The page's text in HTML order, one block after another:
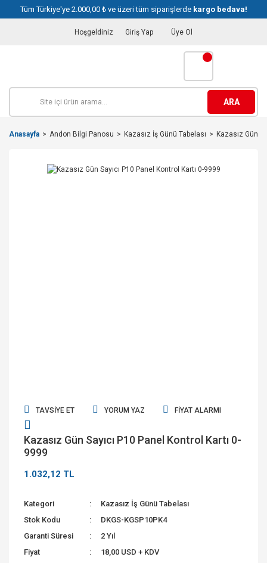
Tüm Türkiye'ye 2.000,00 ₺ ve üzeri tüm siparişlerde kargo bedava!
Hoşgeldiniz Giriş Yap Üye Ol
ARA
Anasayfa Andon Bilgi Panosu Kazasız İş Günü Tabelası Kazasız Gün
TAVSIYE ET YORUM YAZ FIYAT ALARMI
Kazasız Gün Sayıcı P10 Panel Kontrol Kartı 0-
9999
1.032,12 TL
Kategori
Kazasız İş Günü Tabelası
Stok Kodu
DKGS-KGSP10PK4
Garanti Süresi
2 Yıl
Fiyat
18,00 USD + KDV